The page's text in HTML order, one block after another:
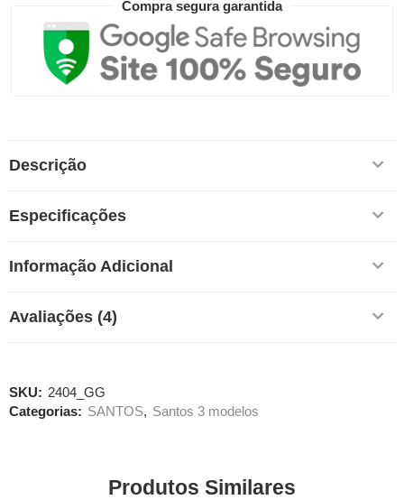
Compra segura garantida
Descrição
Especificações
Informação Adicional
Avaliações (4)
SKU: 2404_GG
Categorias: SANTOS, Santos 3 modelos
Produtos Similares